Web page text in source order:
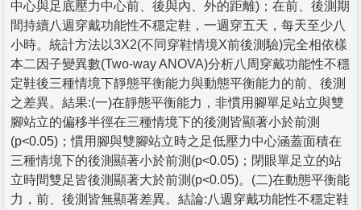
中心與足底壓力中心前、後與內、外的距離)；在前、後測期
間持續八週穿戴功能性不穩定鞋，一週穿五天，每天至少八
小時。統計方法以3X2(不同穿鞋情境X前後測驗)完全相依樣
本二因子變異數(Two-way ANOVA)分析八周穿戴功能性不穩
定鞋後三種情境下靜態平衡能力與動態平衡能力的前、後測
之差異。結果:(一)在靜態平衡能力，非慣用腳單足站立與雙
腳站立的偏移半徑在三種情境下的後測皆顯著小於前測
(p<0.05)；慣用腳與雙腳站立時之足低壓力中心涵蓋面積在
三種情境下的後測顯著小於前測(p<0.05)；閉眼單足立的站
立時間雙足皆後測顯著大於前測(p<0.05)。(二)在動態平衡能
力，前、後測皆無顯著差異。結論:八週穿戴功能性不穩定鞋